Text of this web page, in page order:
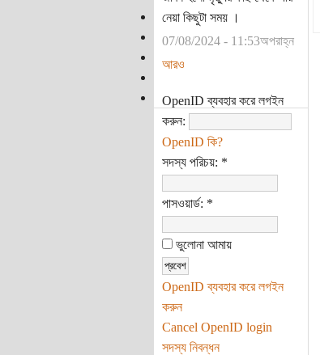
নেয়া কিছুটা সময় ।
07/08/2024 - 11:53অপরাহ্ন
আরও
OpenID ব্যবহার করে লগইন
করুন:
OpenID কি?
সদস্য পরিচয়: *
পাসওয়ার্ড: *
ভুলোনা আমায়
OpenID ব্যবহার করে লগইন
করুন
Cancel OpenID login
সদস্য নিবন্ধন